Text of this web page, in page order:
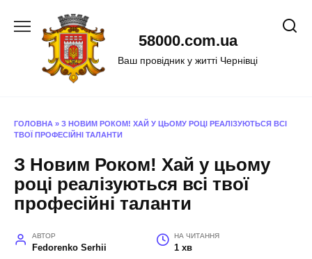
58000.com.ua
Ваш провідник у житті Чернівці
ГОЛОВНА » З НОВИМ РОКОМ! ХАЙ У ЦЬОМУ РОЦІ РЕАЛІЗУЮТЬСЯ ВСІ
ТВОЇ ПРОФЕСІЙНІ ТАЛАНТИ
З Новим Роком! Хай у цьому
році реалізуються всі твої
професійні таланти
АВТОР
Fedorenko Serhii
НА ЧИТАННЯ
1 хв